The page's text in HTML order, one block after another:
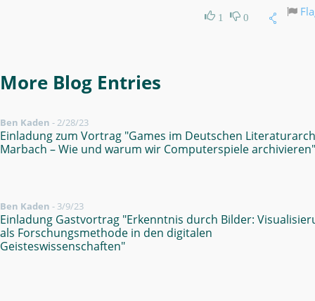
1 0
More Blog Entries
Ben Kaden - 2/28/23
Einladung zum Vortrag "Games im Deutschen
Marbach – Wie und warum wir Computerspiele archivieren"
Ben Kaden - 3/9/23
Einladung Gastvortrag "Erkenntnis durch Bilder:
als Forschungsmethode in den digitalen
Geisteswissenschaften"